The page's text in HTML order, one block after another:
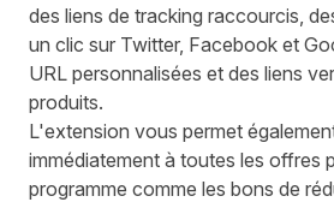
des liens de tracking raccourcis,
un clic sur Twitter, Facebook et
URL personnalisées et des liens
produits.
L'extension vous permet
immédiatement à toutes les offres
programme comme les bons de